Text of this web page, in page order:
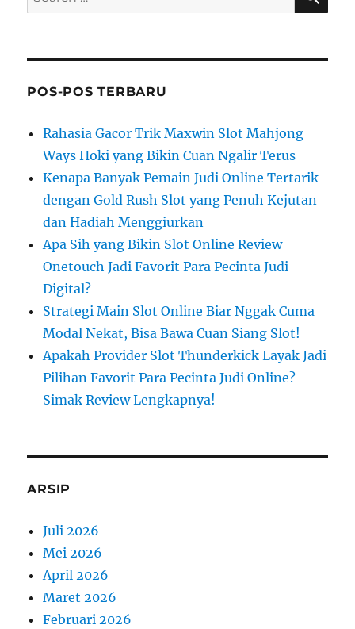
for:
POS-POS TERBARU
Rahasia Gacor Trik Maxwin Slot Mahjong
Ways Hoki yang Bikin Cuan Ngalir Terus
Kenapa Banyak Pemain Judi Online Tertarik
dengan Gold Rush Slot yang Penuh Kejutan
dan Hadiah Menggiurkan
Apa Sih yang Bikin Slot Online Review
Onetouch Jadi Favorit Para Pecinta Judi
Digital?
Strategi Main Slot Online Biar Nggak Cuma
Modal Nekat, Bisa Bawa Cuan Siang Slot!
Apakah Provider Slot Thunderkick Layak Jadi
Pilihan Favorit Para Pecinta Judi Online?
Simak Review Lengkapnya!
ARSIP
Juli 2026
Mei 2026
April 2026
Maret 2026
Februari 2026